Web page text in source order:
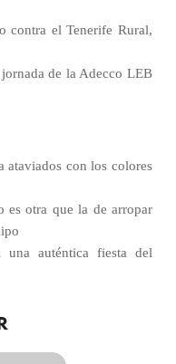
contra el Tenerife Rural,
de la Adecco LEB
ataviados con los colores
es otra que la de arropar
auténtica fiesta del